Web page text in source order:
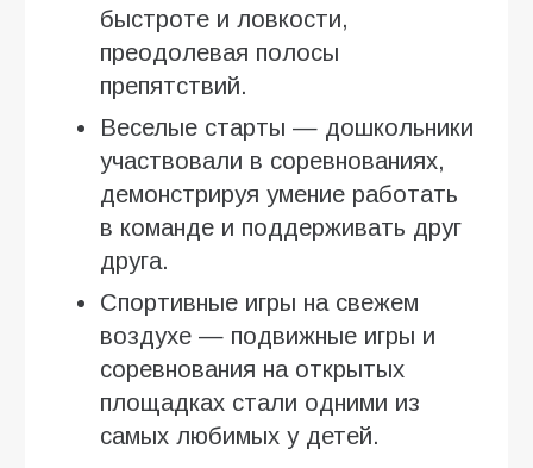
быстроте и ловкости,
преодолевая полосы
препятствий.
Веселые старты — дошкольники
участвовали в соревнованиях,
демонстрируя умение работать
в команде и поддерживать друг
друга.
Спортивные игры на свежем
воздухе — подвижные игры и
соревнования на открытых
площадках стали одними из
самых любимых у детей.